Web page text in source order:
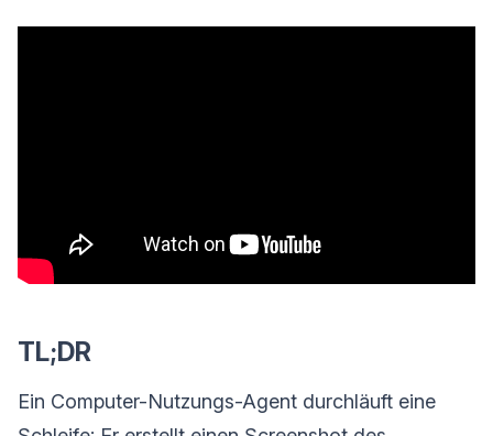
TL;DR
Ein Computer-Nutzungs-Agent durchläuft eine